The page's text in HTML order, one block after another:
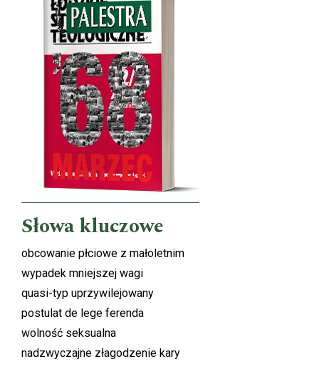
Słowa kluczowe
obcowanie płciowe z małoletnim
wypadek mniejszej wagi
quasi-typ uprzywilejowany
postulat de lege ferenda
wolność seksualna
nadzwyczajne złagodzenie kary